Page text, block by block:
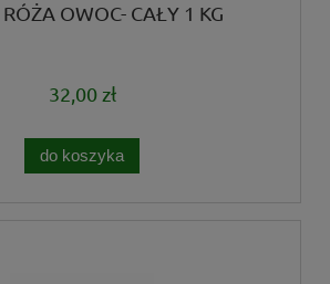
OWOC- CAŁY 1 KG
32,00 zł
do koszyka